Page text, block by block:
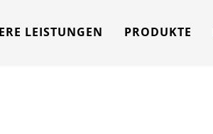
LEISTUNGEN PRODUKTE